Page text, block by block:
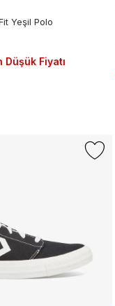
Yeşil Polo
Düşük Fiyatı